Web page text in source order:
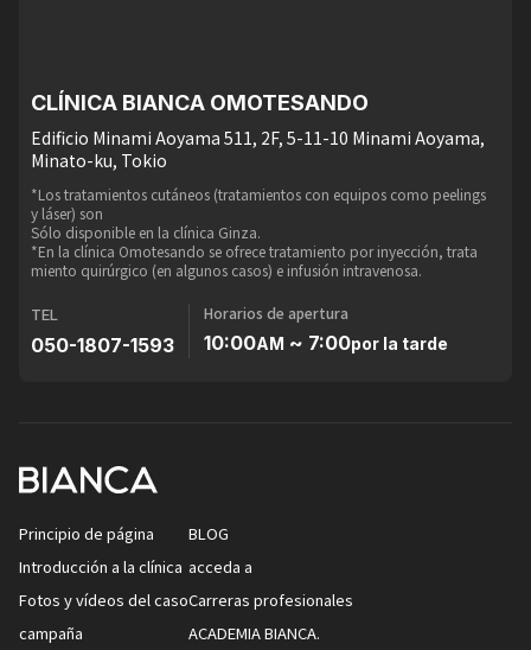
CLÍNICA BIANCA OMOTESANDO
Edificio Minami Aoyama 511, 2F, 5-11-10 Minami Aoyama,
Minato-ku, Tokio
*Los tratamientos cutáneos (tratamientos con equipos como peelings
y láser) son
Sólo disponible en la clínica Ginza.
*En la clínica Omotesando se ofrece tratamiento por inyección, trata
miento quirúrgico (en algunos casos) e infusión intravenosa.
TEL
050-1807-1593
Horarios de apertura
10:00AM ~ 7:00por la tarde
Principio de página
Introducción a la clínica
Fotos y vídeos del caso
campaña
BLOG
acceda a
Carreras profesionales
ACADEMIA BIANCA.